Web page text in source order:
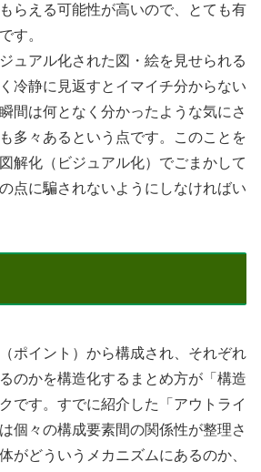
らえる可能性が高いので、とても有
す。
ュアル化された図・絵を見せられる
冷静に見返すとイマイチ分からない
間は何となく分かったような気にさ
多々あるという点です。このことを
解化（ビジュアル化）でごまかして
点に騙されないようにしなければい
ポイント）から構成され、それぞれ
のかを構造化するまとめ方が「構造
です。すでに紹介した「アウトライ
個々の構成要素間の関係性が整理さ
がどういうメカニズムにあるのか、